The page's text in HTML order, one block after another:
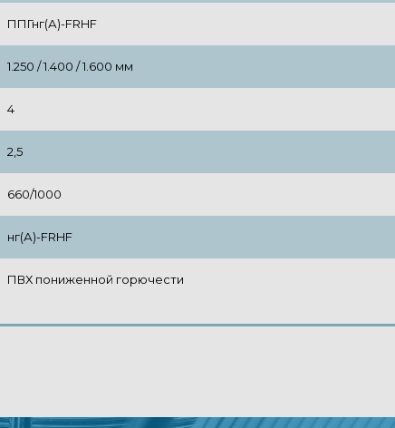
ППГнг(А)-FRHF
1.250 / 1.400 / 1.600 мм
4
2,5
660/1000
нг(А)-FRHF
ПВХ пониженной горючести